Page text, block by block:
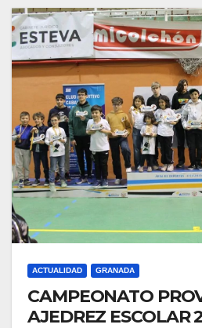
ACTUALIDAD GRANADA
CAMPEONATO
AJEDREZ ESCOLAR